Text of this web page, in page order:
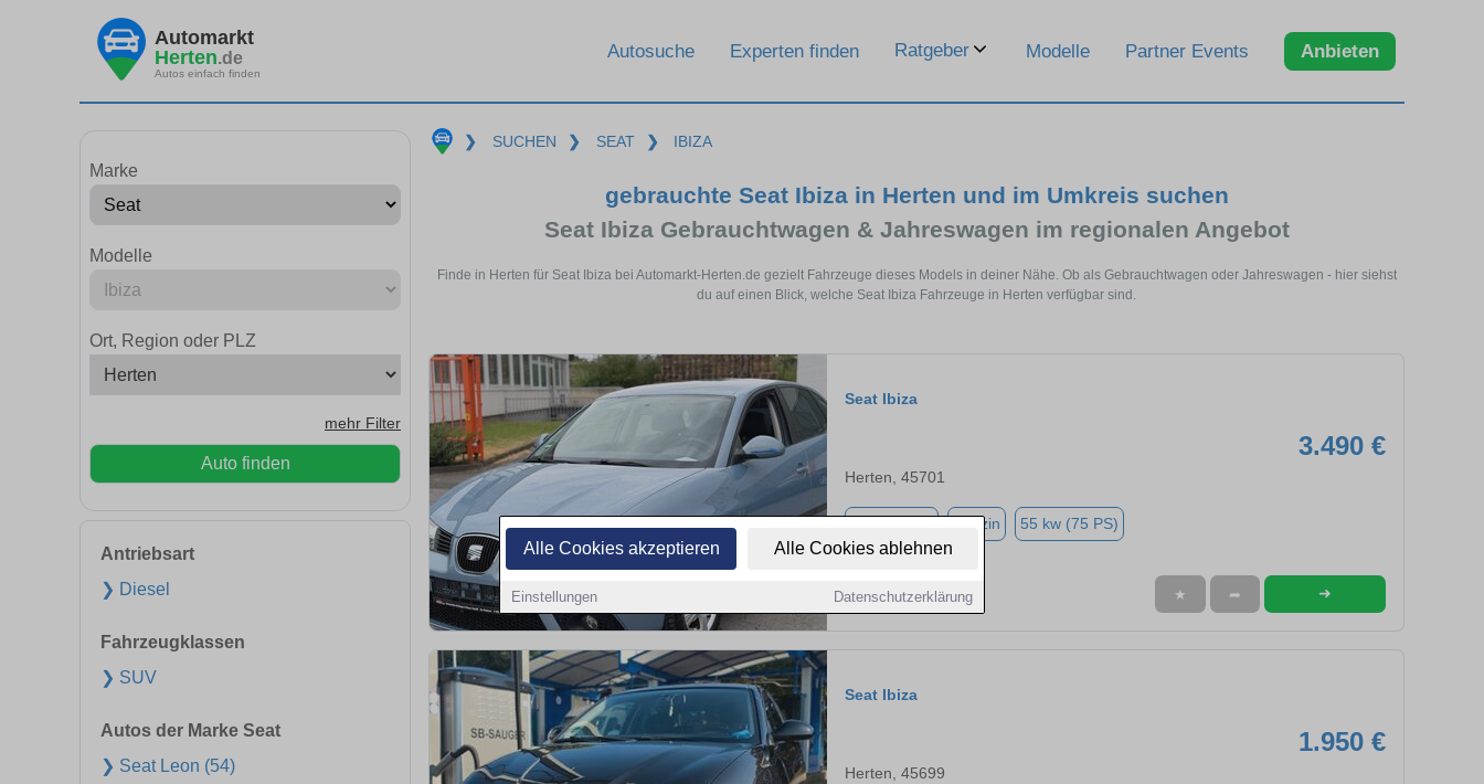
Alle Cookies akzeptieren Alle Cookies ablehnen
Einstellungen Datenschutzerklärung
Automarkt
Herten.de
Autos einfach finden
Autosuche Experten finden Ratgeber Modelle Partner Events Anbieten
Marke
Modelle
Ort, Region oder PLZ
mehr Filter
Auto finden
Antriebsart
❯ Diesel
Fahrzeugklassen
❯ SUV
Autos der Marke Seat
❯ Seat Leon (54)
❯ SUCHEN ❯ SEAT ❯ IBIZA
gebrauchte Seat Ibiza in Herten und im Umkreis suchen
Seat Ibiza Gebrauchtwagen & Jahreswagen im regionalen Angebot
Finde in Herten für Seat Ibiza bei Automarkt-Herten.de gezielt Fahrzeuge dieses Models in deiner Nähe. Ob als Gebrauchtwagen oder Jahreswagen - hier siehst
du auf einen Blick, welche Seat Ibiza Fahrzeuge in Herten verfügbar sind.
Seat Ibiza
3.490 €
Herten, 45701
Benzin 55 kw (75 PS)
★ ➦ ➜
Seat Ibiza
1.950 €
Herten, 45699